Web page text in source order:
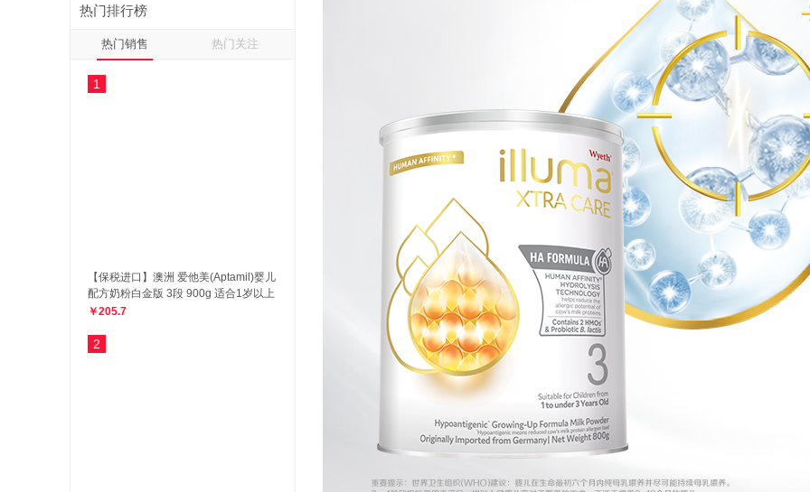
热门排行榜
热门销售 热门关注
1
【保税进口】澳洲 爱他美(Aptamil)婴儿
配方奶粉白金版 3段 900g 适合1岁以上
￥205.7
2